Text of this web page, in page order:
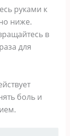
руками к
ниже.
в
для
боль и